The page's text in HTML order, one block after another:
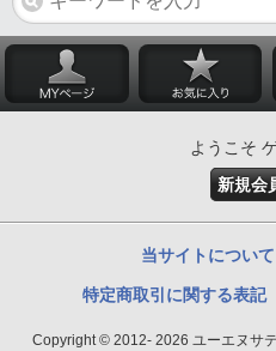
ようこそ
新規会
当サイトについて
特定商取引に関する表記
Copyright © 2012- 2026 ユーエヌサ